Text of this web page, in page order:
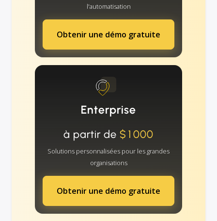
l'automatisation
Obtenir une démo gratuite
Enterprise
à partir de $1000
Solutions personnalisées pour les grandes
organisations
Obtenir une démo gratuite